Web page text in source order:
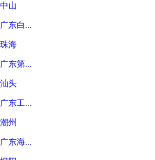
中山
广东白...
珠海
广东第...
汕头
广东工...
潮州
广东海...